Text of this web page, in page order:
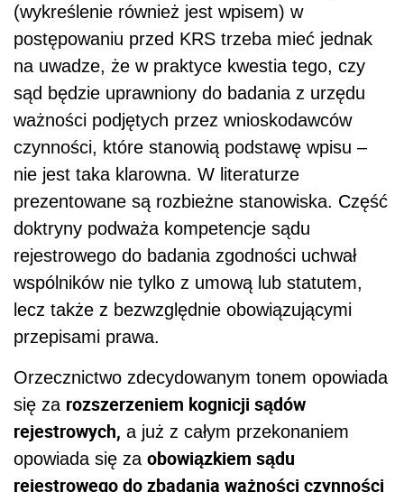
(wykreślenie również jest wpisem) w
postępowaniu przed KRS trzeba mieć jednak
na uwadze, że w praktyce kwestia tego, czy
sąd będzie uprawniony do badania z urzędu
ważności podjętych przez wnioskodawców
czynności, które stanowią podstawę wpisu –
nie jest taka klarowna. W literaturze
prezentowane są rozbieżne stanowiska. Część
doktryny podważa kompetencje sądu
rejestrowego do badania zgodności uchwał
wspólników nie tylko z umową lub statutem,
lecz także z bezwzględnie obowiązującymi
przepisami prawa.
Orzecznictwo zdecydowanym tonem opowiada
się za rozszerzeniem kognicji sądów
rejestrowych, a już z całym przekonaniem
opowiada się za obowiązkiem sądu
rejestrowego do zbadania ważności czynności